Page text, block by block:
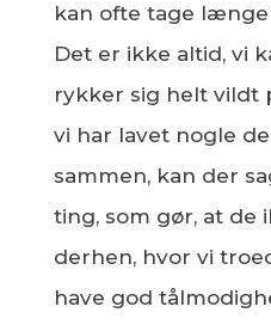
kan ofte tage
Det er ikke altid, vi
rykker sig helt vildt
vi har lavet nogle
sammen, kan der
ting, som gør, at de
derhen, hvor vi
have god